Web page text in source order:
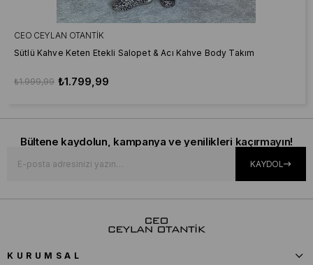
CEO CEYLAN OTANTIK
Sütlü Kahve Keten Etekli Salopet & Acı Kahve Body Takım
₺1.799,99
₺1.999,99
Bültene kaydolun, kampanya ve yenilikleri kaçırmayın!
KAYDOL
KURUMSAL